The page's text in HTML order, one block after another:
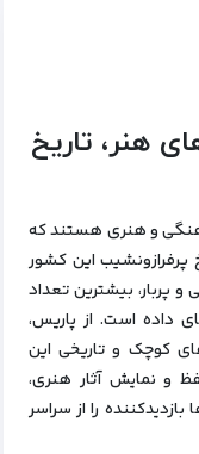
هنر، تاریخ
و هنری هستند که
پرفرازونشیب این کشور
پربار، بیشترین تعداد
داده است. از پاریس،
کوچک و تاریخی این
و نمایش آثار هنری،
را از سراسر